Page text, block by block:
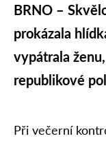
BRNO –
prokázala
vypátrala
republikové
Při večerní